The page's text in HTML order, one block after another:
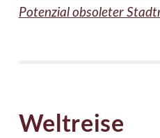
Potenzial obsoleter
Weltreise